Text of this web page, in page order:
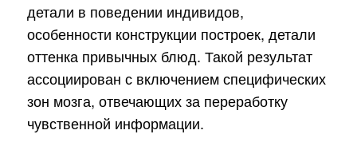
детали в поведении индивидов,
особенности конструкции построек, детали
оттенка привычных блюд. Такой результат
ассоциирован с включением специфических
зон мозга, отвечающих за переработку
чувственной информации.